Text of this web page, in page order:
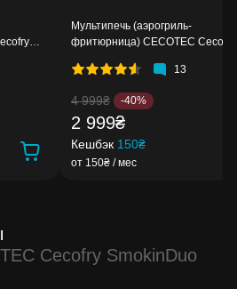
Мультипечь (аэрогриль-
фритюрница) CECOTEC Cecofry
13
4 999₴ -40%
2 999₴
Кешбэк 150₴
от 150₴ / мес
Cecofry SmokinDuo